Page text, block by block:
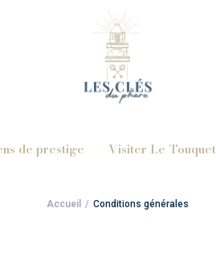
de prestige Visiter Le Touquet
Accueil Conditions générales